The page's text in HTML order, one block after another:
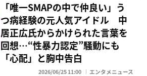
「唯一SMAPの中で仲良い」う
つ病経験の元人気アイドル 中
居正広氏からかけられた言葉を
回想…“性暴力認定”騒動にも
「心配」と胸中告白
2026/06/25 11:00 エンタメニュース